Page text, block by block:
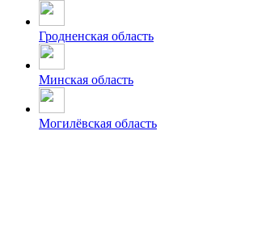
Гродненская область
Минская область
Могилёвская область